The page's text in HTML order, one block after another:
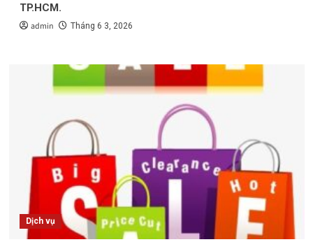
TP.HCM.
admin Tháng 6 3, 2026
Dịch vụ